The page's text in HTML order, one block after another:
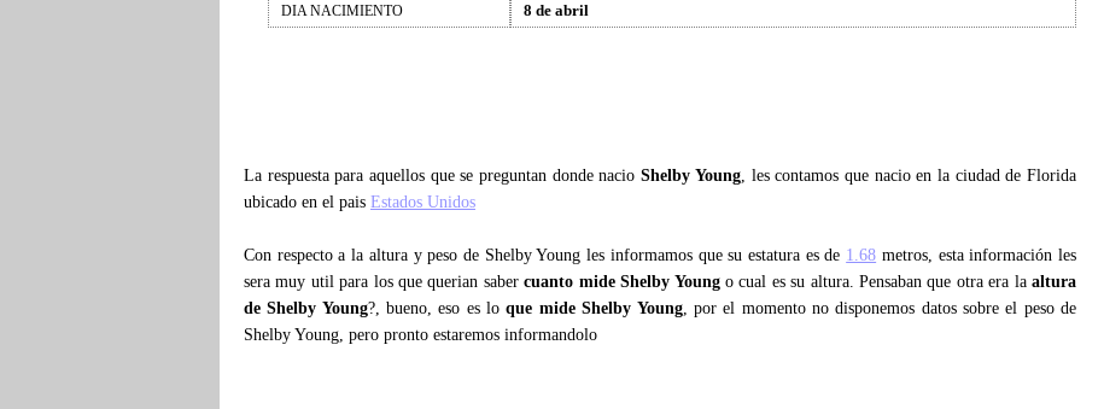
DIA NACIMIENTO 8 de abril
La respuesta para aquellos que se preguntan donde nacioShelby Young, les contamos que nacio en la ciudad de Florida
ubicado en el pais Estados Unidos
Con respecto a la altura y peso de Shelby Young les informamos que su estatura es de 1.68 metros, esta información les
sera muy util para los que querian sabercuanto mide Shelby Youngo cual es su altura. Pensaban que otra era laaltura
de Shelby Young?, bueno, eso es loque mide Shelby Young, por el momento no disponemos datos sobre el peso de
Shelby Young, pero pronto estaremos informandolo